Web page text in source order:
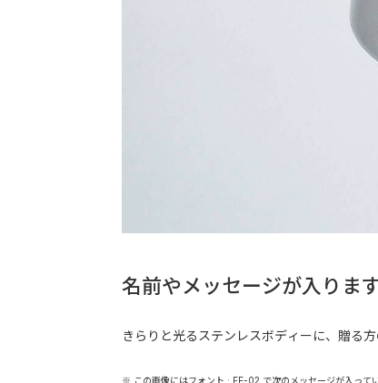
名前やメッセージが入りま
きらりと光るステンレスボディーに、贈る
※ この画像にはフォント : FE-02 で次のメッセージが入ってい